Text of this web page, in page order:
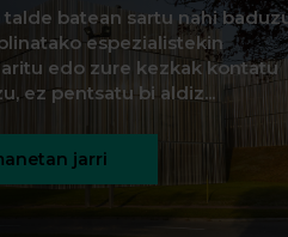
talde batean sartu nahi
espezialistekin
edo zure kezkak kontatu
ez pentsatu bi aldiz...
jarri